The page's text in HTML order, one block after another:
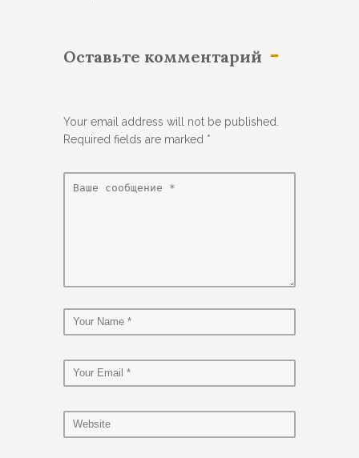
Оставьте комментарий
Your email address will not be published.
Required fields are marked *